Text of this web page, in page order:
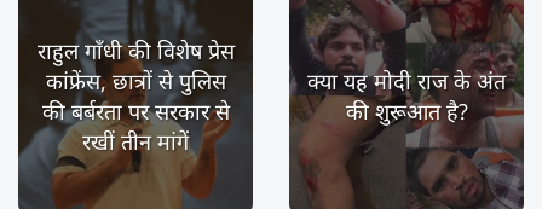
राहुल गाँधी की विशेष प्रेस
कांफ्रेंस, छात्रों से पुलिस
की बर्बरता पर सरकार से
रखीं तीन मांगें
क्या यह मोदी राज के अंत
की शुरूआत है?